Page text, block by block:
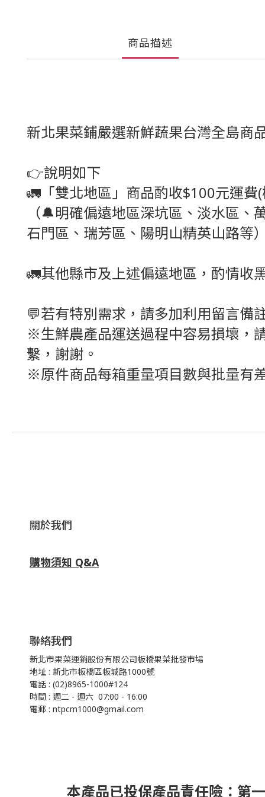
商品描述
新北果菜鋪嚴選新鮮蔬果台灣全島商
👉說明如下
🚛「雙北地區」商品酌收$100元運費
（🔔明確偏遠地區深坑區、淡水區
石門區、瑞芳區、陽明山精英山路等
🚛其他縣市及上述偏遠地區，酌情收
💬若有特別需求，請多加利用留言備
※生鮮農產品運送過程中容易損壞，
繫，謝謝。
※原件商品每箱重量項目數與批量有
關於我們
購物須知 Q&A
聯絡我們
新北市果菜運銷股份有限公司板橋果菜批發市場
地址 : 新北市板橋區板城路1000號
電話 : (02)8965-1000#124
時間 : 週二 - 週六 07:00 - 16:00
電郵 : ntpcm1000@gmail.com
本產品已投保產品責任險：第